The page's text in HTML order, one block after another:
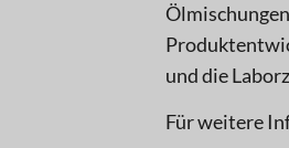
und die
Für weitere